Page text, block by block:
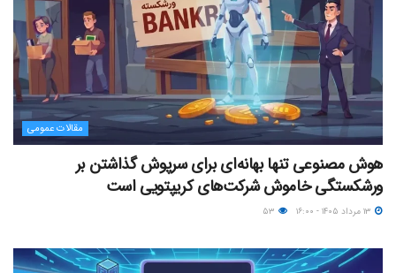
مقالات عمومی
هوش مصنوعی تنها بهانه‌ای برای سرپوش گذاشتن بر
ورشکستگی خاموش شرکت‌های کریپتویی است